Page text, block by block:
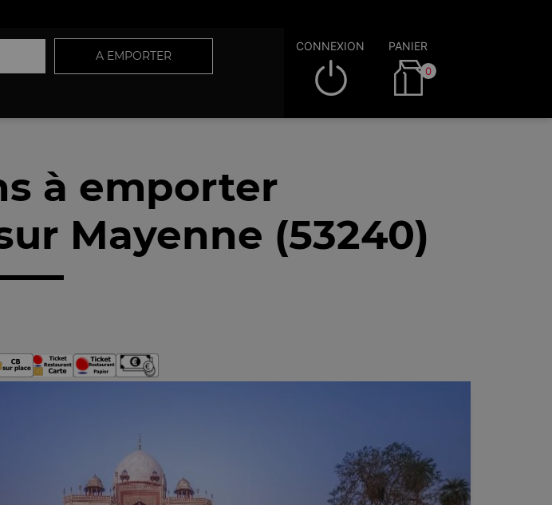
A EMPORTER
CONNEXION PANIER
0
à emporter
Mayenne (53240)